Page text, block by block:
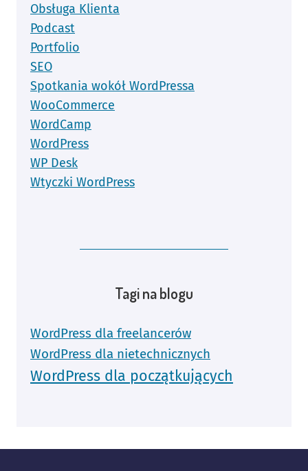
Obsługa Klienta
Podcast
Portfolio
SEO
Spotkania wokół WordPressa
WooCommerce
WordCamp
WordPress
WP Desk
Wtyczki WordPress
Tagi na blogu
WordPress dla freelancerów
WordPress dla nietechnicznych
WordPress dla początkujących